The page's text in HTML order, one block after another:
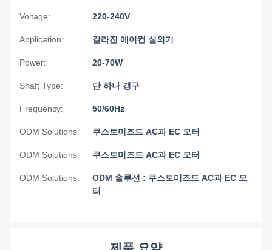
Voltage: 220-240V
Application: 갈라진 에어컨 실외기
Power: 20-70W
Shaft Type: 단 하나 갱구
Frequency: 50/60Hz
ODM Solutions: 쿠스토미즈드 AC과 EC 모터
ODM Solutions: 쿠스토미즈드 AC과 EC 모터
ODM Solutions:
ODM 솔루션 : 쿠스토미즈드 AC과 EC 모
터